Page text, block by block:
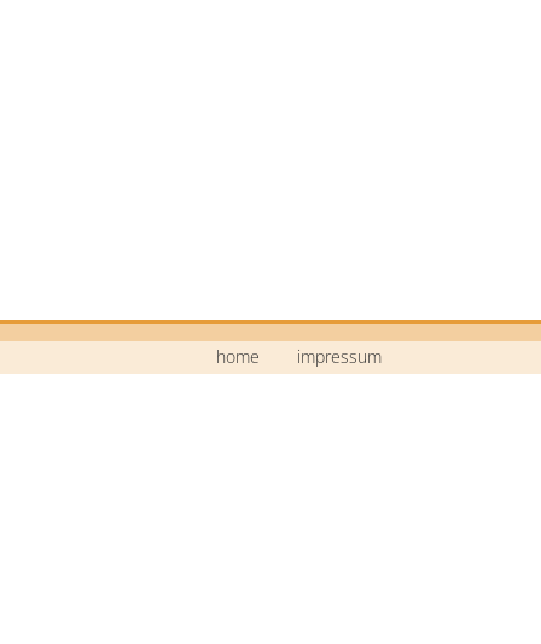
home impressum